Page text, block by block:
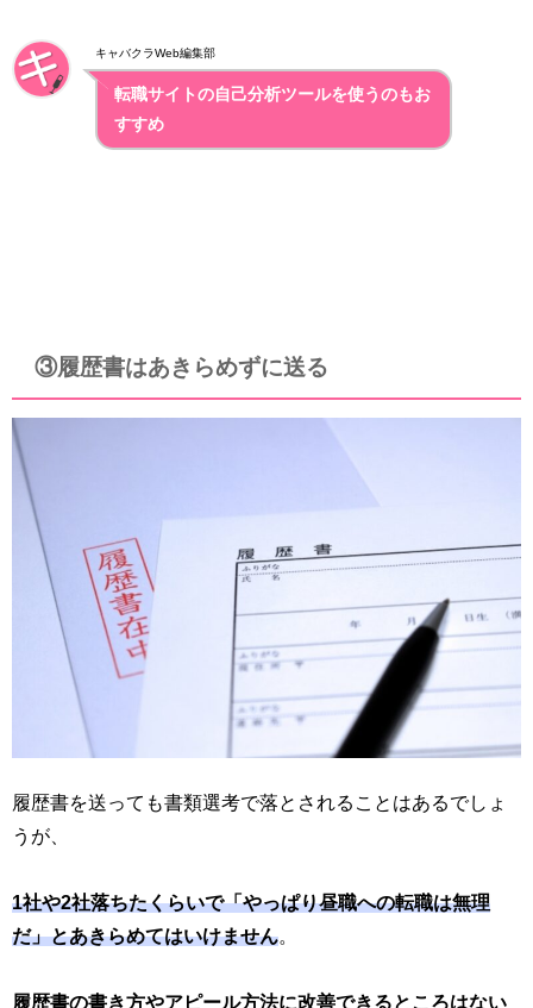
キャバクラWeb編集部
転職サイトの自己分析ツールを使うのもお
すすめ
③履歴書はあきらめずに送る
履歴書を送っても書類選考で落とされることはあるでしょ
うが、
1社や2社落ちたくらいで「やっぱり昼職への転職は無理
だ」とあきらめてはいけません。
履歴書の書き方やアピール方法に改善できるところはない